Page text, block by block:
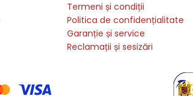
Termeni și condiții
Politica de confidențialitate
Garanție și service
Reclamații și sesizări